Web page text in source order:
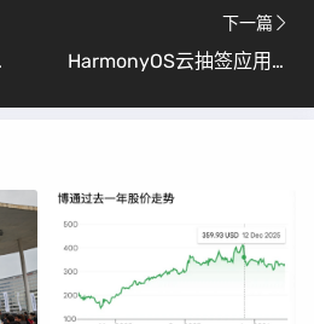
详细教程）
下一篇
HarmonyOS云抽签应用开发全攻略（从项目构思到云端部署的完整实践）